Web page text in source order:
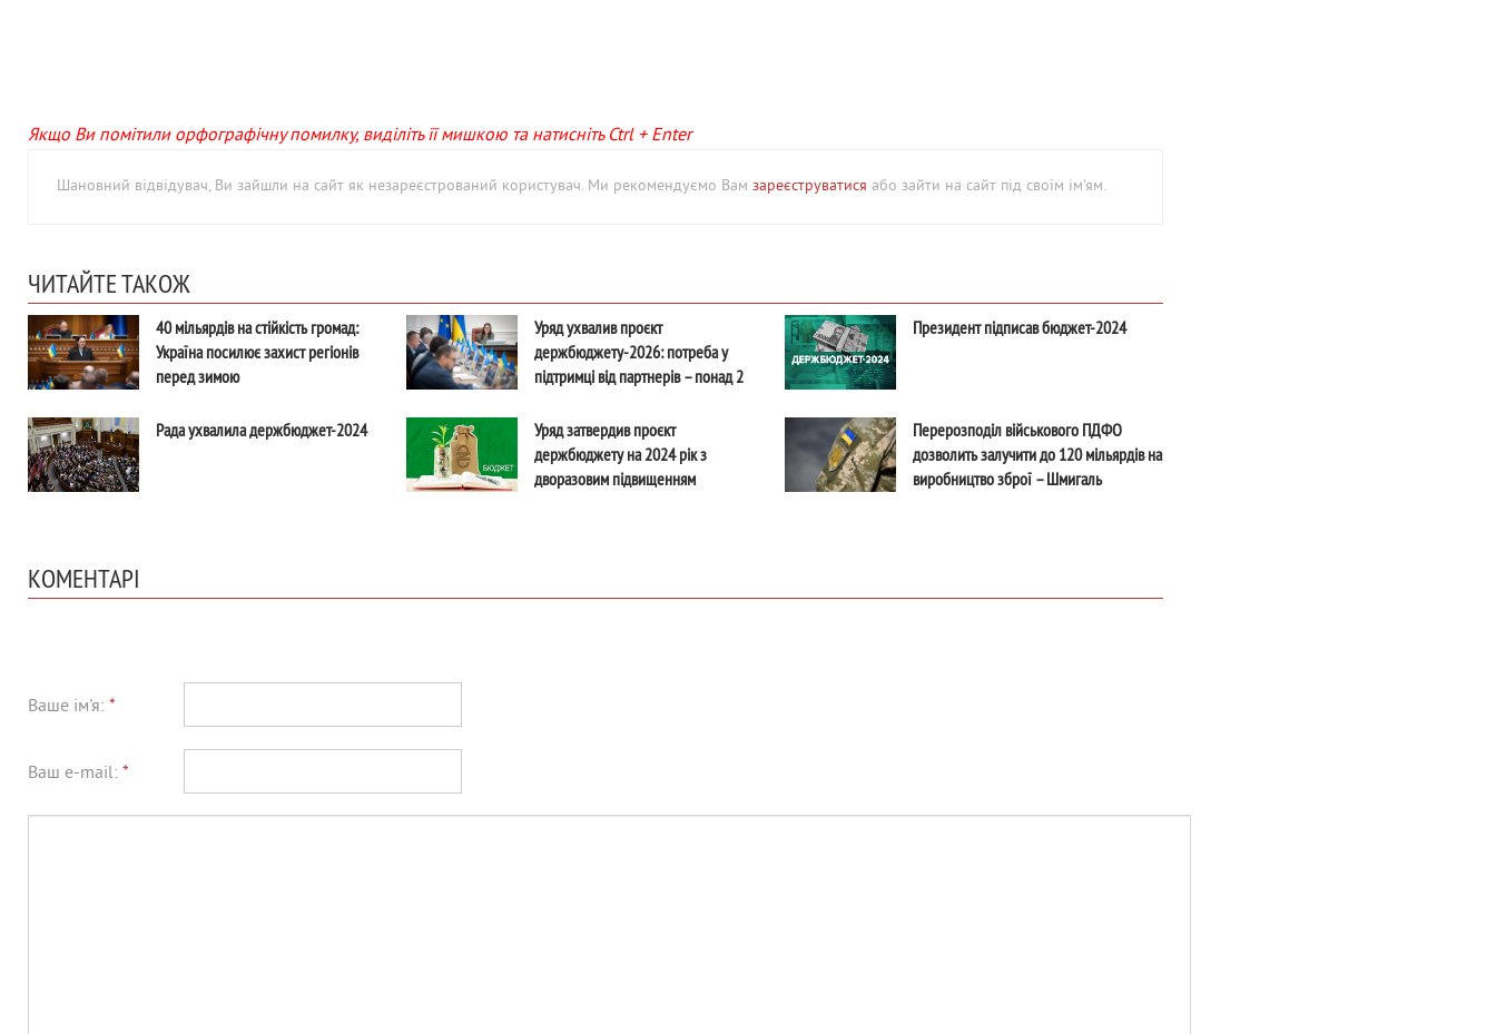
Якщо Ви помітили орфографічну помилку, виділіть її мишкою та натисніть Ctrl + Enter
Шановний відвідувач, Ви зайшли на сайт як незареєстрований користувач. Ми рекомендуємо Вам зареєструватися або зайти на сайт під своїм ім'ям.
ЧИТАЙТЕ ТАКОЖ
40 мільярдів на стійкість громад:
Україна посилює захист регіонів
перед зимою
Уряд ухвалив проєкт
держбюджету-2026: потреба у
підтримці від партнерів – понад 2
Президент підписав бюджет-2024
Рада ухвалила держбюджет-2024
Уряд затвердив проєкт
держбюджету на 2024 рік з
дворазовим підвищенням
Перерозподіл військового ПДФО
дозволить залучити до 120 мільярдів на
виробництво зброї – Шмигаль
КОМЕНТАРІ
Ваше ім'я: *
Ваш e-mail: *